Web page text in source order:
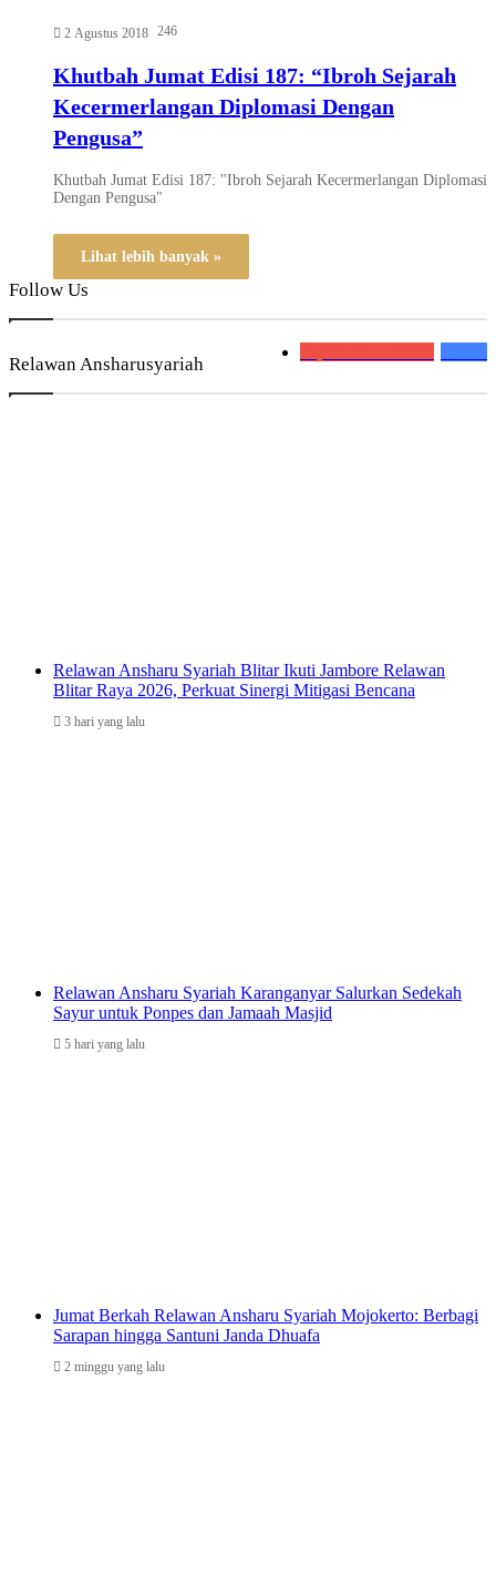
2 Agustus 2018 246
Khutbah Jumat Edisi 187: “Ibroh Sejarah
Kecermerlangan Diplomasi Dengan
Pengusa”
Khutbah Jumat Edisi 187: "Ibroh Sejarah Kecermerlangan Diplomasi
Dengan Pengusa"
Lihat lebih banyak »
Follow Us
Relawan Ansharusyariah
Relawan Ansharu Syariah Blitar Ikuti Jambore Relawan
Blitar Raya 2026, Perkuat Sinergi Mitigasi Bencana
3 hari yang lalu
Relawan Ansharu Syariah Karanganyar Salurkan Sedekah
Sayur untuk Ponpes dan Jamaah Masjid
5 hari yang lalu
Jumat Berkah Relawan Ansharu Syariah Mojokerto: Berbagi
Sarapan hingga Santuni Janda Dhuafa
2 minggu yang lalu